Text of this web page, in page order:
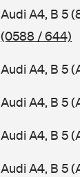
Audi A4, B 5
(0588 / 644)
Audi A4, B 5
Audi A4, B 5
Audi A4, B 5
Audi A4, B 5